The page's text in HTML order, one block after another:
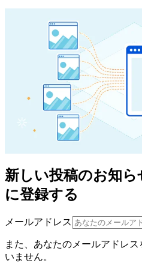
新しい投稿のお知ら
に登録する
メールアドレス
また、あなたのメールアドレ
いません。